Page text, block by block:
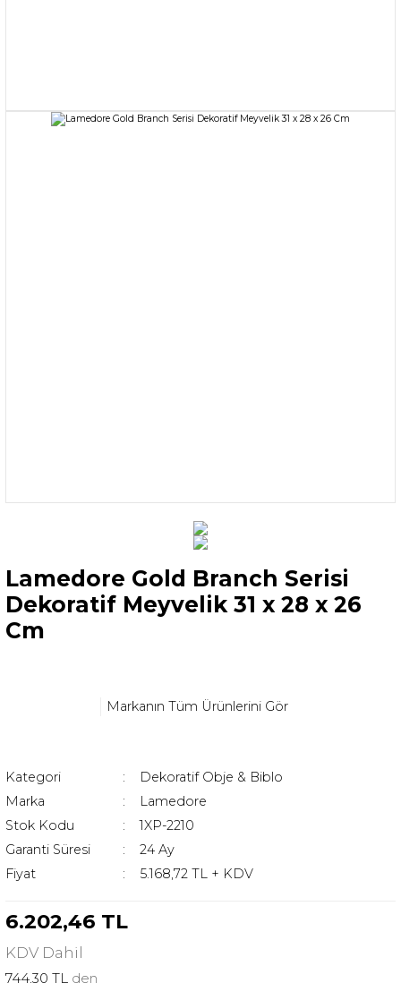
Lamedore Gold Branch Serisi
Dekoratif Meyvelik 31 x 28 x 26
Cm
Markanın Tüm Ürünlerini Gör
Kategori
Dekoratif Obje & Biblo
Marka
Lamedore
Stok Kodu
1XP-2210
Garanti Süresi
24 Ay
Fiyat
5.168,72 TL + KDV
6.202,46 TL
KDV Dahil
744,30 TL den